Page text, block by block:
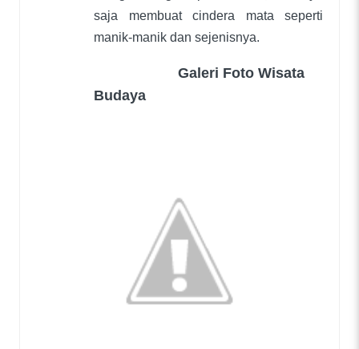
saja membuat cindera mata seperti
manik-manik dan sejenisnya.
Galeri Foto Wisata
Budaya